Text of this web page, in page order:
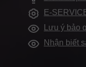
Hỗ trợ tài liệu
E-
Lưu ý bảo
Nhận biết